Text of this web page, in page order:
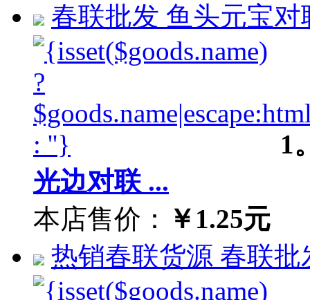
春联批发 鱼头元宝
1
光边对联 ...
本店售价：
￥1.25元
热销春联货源 春联